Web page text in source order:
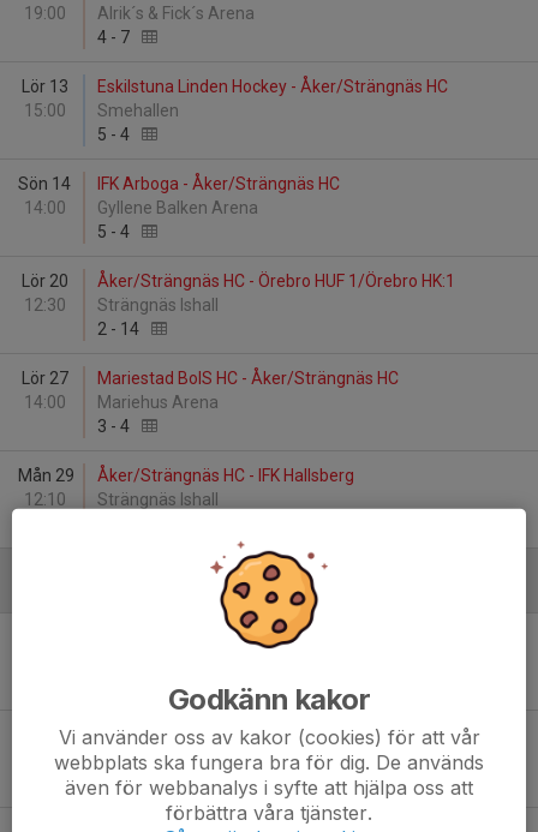
19:00
Alrik´s & Fick´s Arena
4 - 7
Lör 13
15:00
Eskilstuna Linden Hockey - Åker/Strängnäs HC
Smehallen
5 - 4
Sön 14
14:00
IFK Arboga - Åker/Strängnäs HC
Gyllene Balken Arena
5 - 4
Lör 20
12:30
Åker/Strängnäs HC - Örebro HUF 1/Örebro HK:1
Strängnäs Ishall
2 - 14
Lör 27
14:00
Mariestad BoIS HC - Åker/Strängnäs HC
Mariehus Arena
3 - 4
Mån 29
12:10
Åker/Strängnäs HC - IFK Hallsberg
Strängnäs Ishall
Almtuna IS - Åker/Strängnäs HC
Lör 3
13:15
Åker/Strängnäs HC - IFK Täby HC
Vallentuna Ishall
3 -2
Godkänn kakor
Vi använder oss av kakor (cookies) för att vår
webbplats ska fungera bra för dig. De används
även för webbanalys i syfte att hjälpa oss att
förbättra våra tjänster.